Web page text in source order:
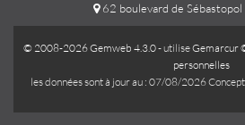
62 boulevard de
© 2008-2026 Gemweb 4.3.0- utiliseGemarcur
personnelles
les données sont à jour au : 07/08/2026